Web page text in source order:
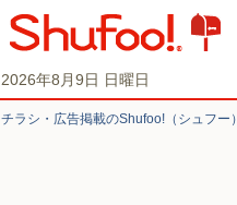
2026年8月9日 日曜日
チラシ・​広告掲載の​Shufoo!​（シュフー）